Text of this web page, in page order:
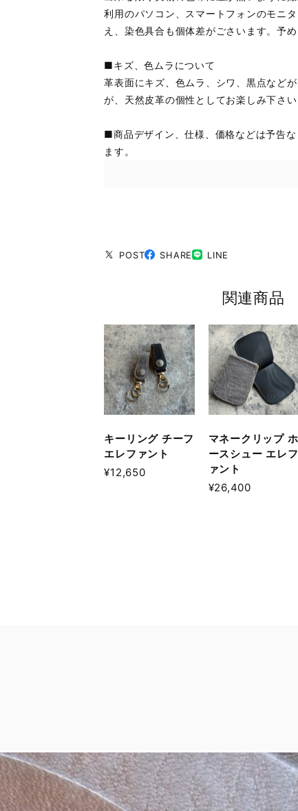
利用のパソコン、スマートフォンのモニ
え、染色具合も個体差がごさいます。予め
■キズ、色ムラについて
革表面にキズ、色ムラ、シワ、黒点など
が、天然皮革の個性としてお楽しみ下さい
■商品デザイン、仕様、価格などは予告な
ます。
POST SHARE LINE
関連商品
キーリング チーフ
エレファント
¥12,650
マネークリップ ホ
ースシュー エレフ
ァント
¥26,400